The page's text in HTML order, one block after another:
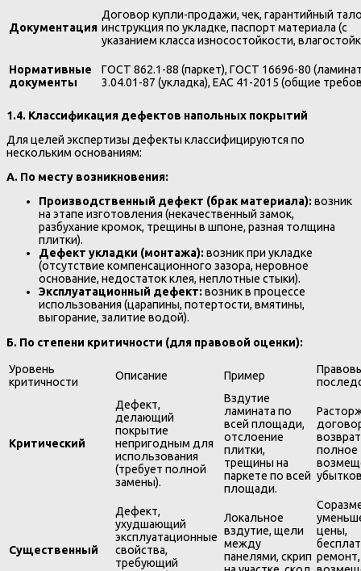
Документация
Договор купли-продажи, чек, гарантийный
инструкция по укладке, паспорт материала (с
указанием класса износостойкости,
Нормативные
документы
ГОСТ 862.1-88 (паркет), ГОСТ 16696-80
3.04.01-87 (укладка), ЕАС 41-2015 (общие
1.4. Классификация дефектов напольных покрытий
Для целей экспертизы дефекты классифицируются по
нескольким основаниям:
А. По месту возникновения:
Производственный дефект (брак материала):возник
на этапе изготовления (некачественный замок,
разбухание кромок, трещины в шпоне, разная толщина
плитки).
Дефект укладки (монтажа):возник при укладке
(отсутствие компенсационного зазора, неровное
основание, недостаток клея, неплотные стыки).
Эксплуатационный дефект:возник в процессе
использования (царапины, потертости, вмятины,
выгорание, залитие водой).
Б. По степени критичности (для правовой оценки):
Уровень
критичности
Описание Пример
Критический
Дефект,
делающий
покрытие
непригодным для
использования
(требует полной
замены).
Вздутие
ламината по
всей площади,
отслоение
плитки,
трещины на
паркете по всей
площади.
полное
Существенный
Дефект,
ухудшающий
эксплуатационные
свойства,
требующий
Локальное
вздутие, щели
между
панелями, скрип
цены,
ремонт,